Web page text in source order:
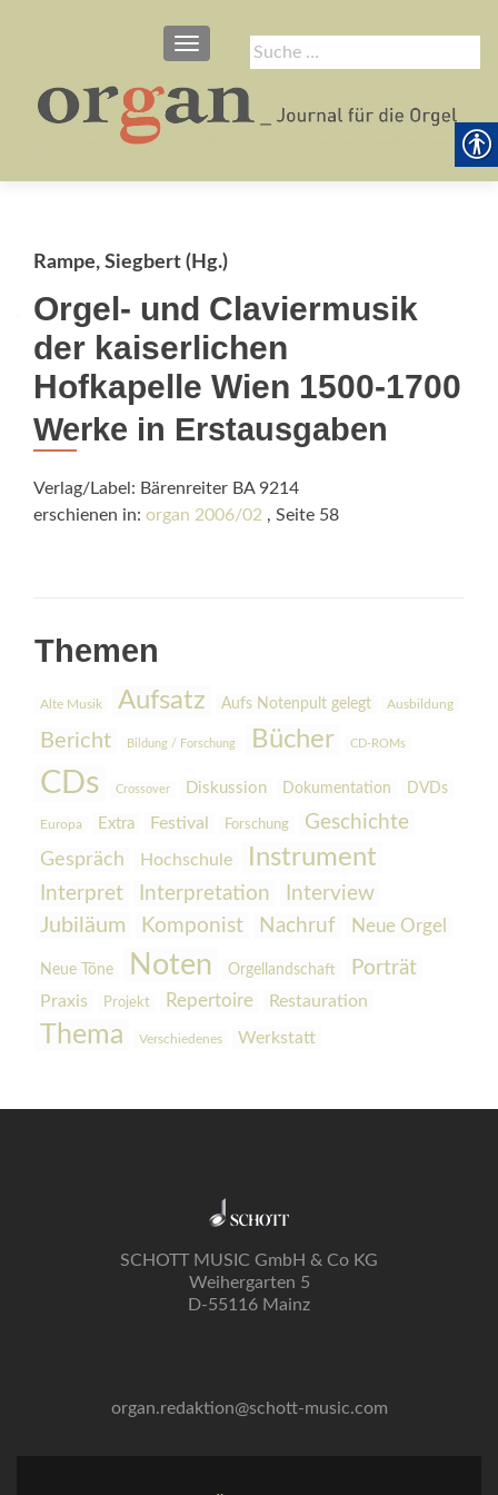
Suche
nach:
SCHALTE NAVIGATION
Rampe, Siegbert (Hg.)
Orgel- und Claviermusik
der kaiserlichen
Hofkapelle Wien 1500-1700
Werke in Erstausgaben
Verlag/Label: Bärenreiter BA 9214
erschienen in: organ 2006/02 , Seite 58
Themen
Alte Musik Aufsatz Aufs Notenpult gelegt Ausbildung
Bericht Bildung / Forschung Bücher CD-ROMs
CDs Crossover Diskussion Dokumentation DVDs
Europa Extra Festival Forschung Geschichte
Gespräch Hochschule Instrument
Interpret Interpretation
Interview
Jubiläum
Komponist Nachruf Neue Orgel
Neue Töne Noten Orgellandschaft Porträt
Praxis Projekt Repertoire Restauration
Thema Verschiedenes Werkstatt
SCHOTT MUSIC GmbH & Co KG
Weihergarten 5
D-55116 Mainz
organ.redaktion@schott-music.com